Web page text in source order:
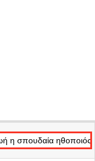
ηθοποιός Μάρω